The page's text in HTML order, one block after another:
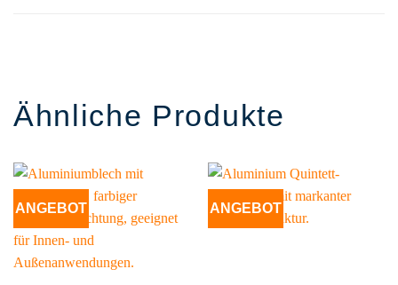
Ähnliche Produkte
ANGEBOT ANGEBOT